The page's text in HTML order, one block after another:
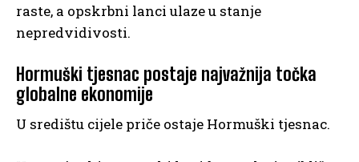
raste, a opskrbni lanci ulaze u stanje
nepredvidivosti.
Hormuški tjesnac postaje najvažnija točka
globalne ekonomije
U središtu cijele priče ostaje Hormuški tjesnac.